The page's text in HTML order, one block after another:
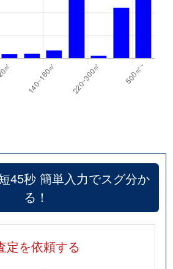
45秒 簡単入力でスグ分か
る！
定を依頼する